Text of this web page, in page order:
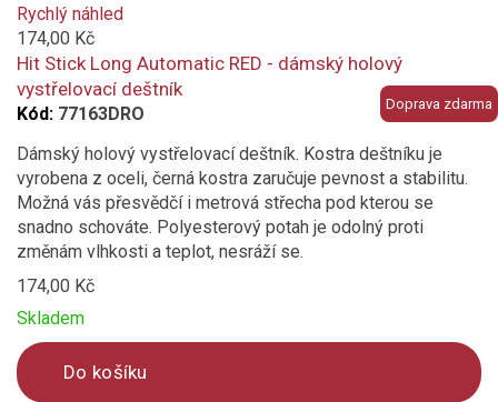
added
to
compare
Doprava zdarma
Rychlý náhled
174,00 Kč
Hit Stick Long Automatic RED - dámský holový
vystřelovací deštník
Kód: 77163DRO
Dámský holový vystřelovací deštník. Kostra deštníku je
vyrobena z oceli, černá kostra zaručuje pevnost a stabilitu.
Možná vás přesvědčí i metrová střecha pod kterou se
snadno schováte. Polyesterový potah je odolný proti
změnám vlhkosti a teplot, nesráží se.
174,00 Kč
Skladem
Do košíku